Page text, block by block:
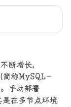
断增长，
称MySQL-
手动部署
在多节点环境